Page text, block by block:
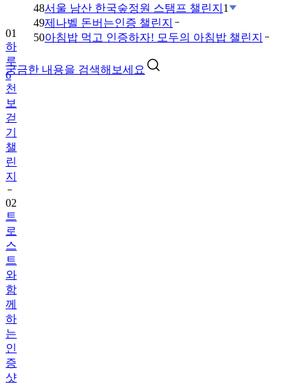
48서울 남산 한국숲정원 스탬프 챌린지 1
49제나벨 돈버는인증 챌린지
50아침밥 먹고 인증하자! 모두의 아침밥 챌린지
궁금한 내용을 검색해보세요
01
하
루
6
천
보
걷
기
챌
린
지
02
트
로
스
트
와
함
께
하
는
인
증
샷